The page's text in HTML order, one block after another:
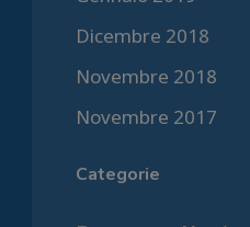
Dicembre 2018
Novembre 2018
Novembre 2017
Categorie